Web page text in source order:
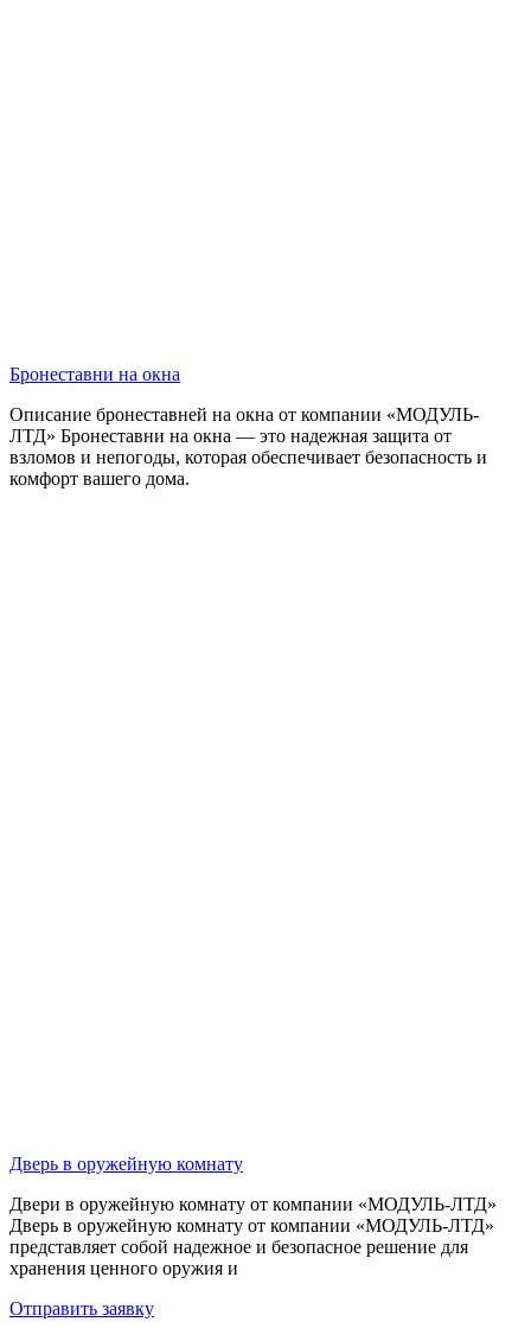
Бронеставни на окна
Описание бронеставней на окна от компании «МОДУЛЬ-
ЛТД» Бронеставни на окна — это надежная защита от
взломов и непогоды, которая обеспечивает безопасность и
комфорт вашего дома.
Дверь в оружейную комнату
Двери в оружейную комнату от компании «МОДУЛЬ-ЛТД»
Дверь в оружейную комнату от компании «МОДУЛЬ-ЛТД»
представляет собой надежное и безопасное решение для
хранения ценного оружия и
Отправить заявку